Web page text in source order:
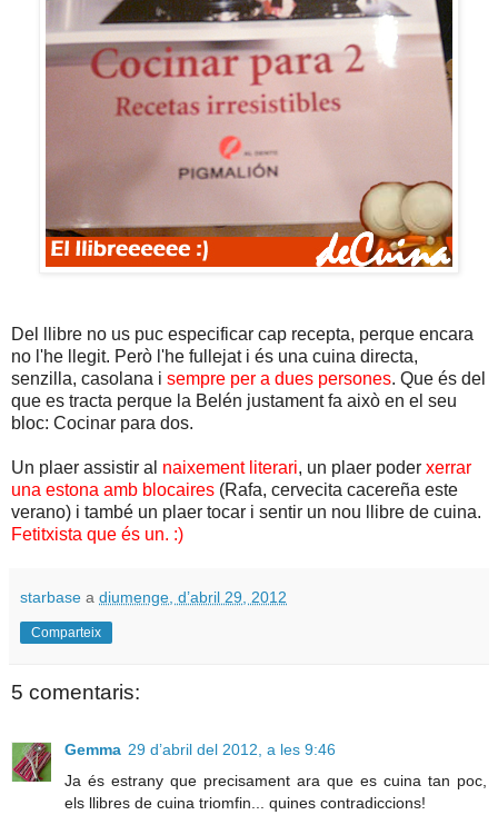
Del llibre no us puc especificar cap recepta, perque encara
no l'he llegit. Però l'he fullejat i és una cuina directa,
senzilla, casolana i sempre per a dues persones. Que és del
que es tracta perque la Belén justament fa això en el seu
bloc: Cocinar para dos.
Un plaer assistir al naixement literari, un plaer poder xerrar
una estona amb blocaires (Rafa, cervecita cacereña este
verano) i també un plaer tocar i sentir un nou llibre de cuina.
Fetitxista que és un. :)
starbase a diumenge, d’abril 29, 2012
Comparteix
5 comentaris:
Gemma 29 d’abril del 2012, a les 9:46
Ja és estrany que precisament ara que es cuina tan poc,
els llibres de cuina triomfin... quines contradiccions!